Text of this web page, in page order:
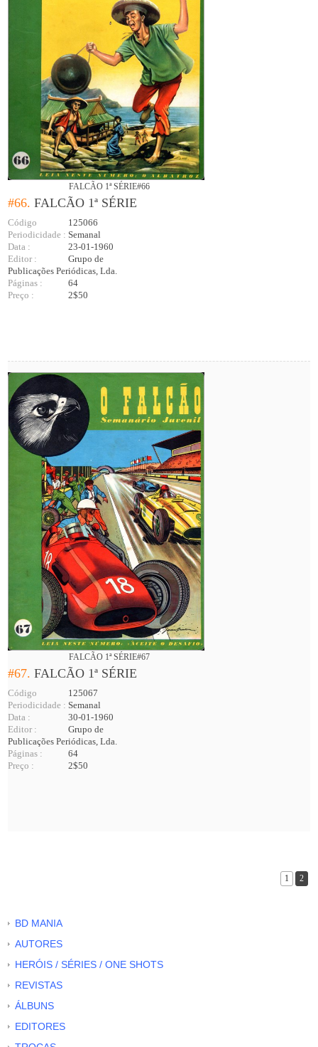
FALCÃO 1ª SÉRIE#66
#66.FALCÃO 1ª SÉRIE
Código
125066
Periodicidade : Semanal
Data :
23-01-1960
Editor :
Grupo de
Publicações Periódicas, Lda.
Páginas :
64
Preço :
2$50
FALCÃO 1ª SÉRIE#67
#67.FALCÃO 1ª SÉRIE
Código
125067
Periodicidade : Semanal
Data :
30-01-1960
Editor :
Grupo de
Publicações Periódicas, Lda.
Páginas :
64
Preço :
2$50
1 2
BD MANIA
AUTORES
HERÓIS / SÉRIES / ONE SHOTS
REVISTAS
ÁLBUNS
EDITORES